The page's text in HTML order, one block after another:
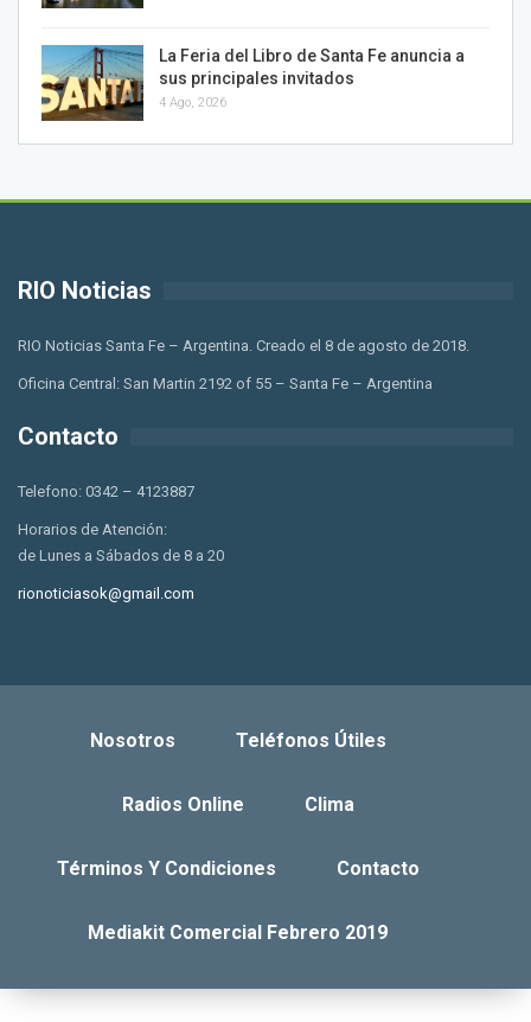
La Feria del Libro de Santa Fe anuncia a
sus principales invitados
4 Ago, 2026
RIO Noticias
RIO Noticias Santa Fe – Argentina. Creado el 8 de agosto de 2018.
Oficina Central: San Martin 2192 of 55 – Santa Fe – Argentina
Contacto
Telefono: 0342 – 4123887
Horarios de Atención:
de Lunes a Sábados de 8 a 20
rionoticiasok@gmail.com
Nosotros Teléfonos Útiles
Radios Online Clima
Términos Y Condiciones Contacto
Mediakit Comercial Febrero 2019